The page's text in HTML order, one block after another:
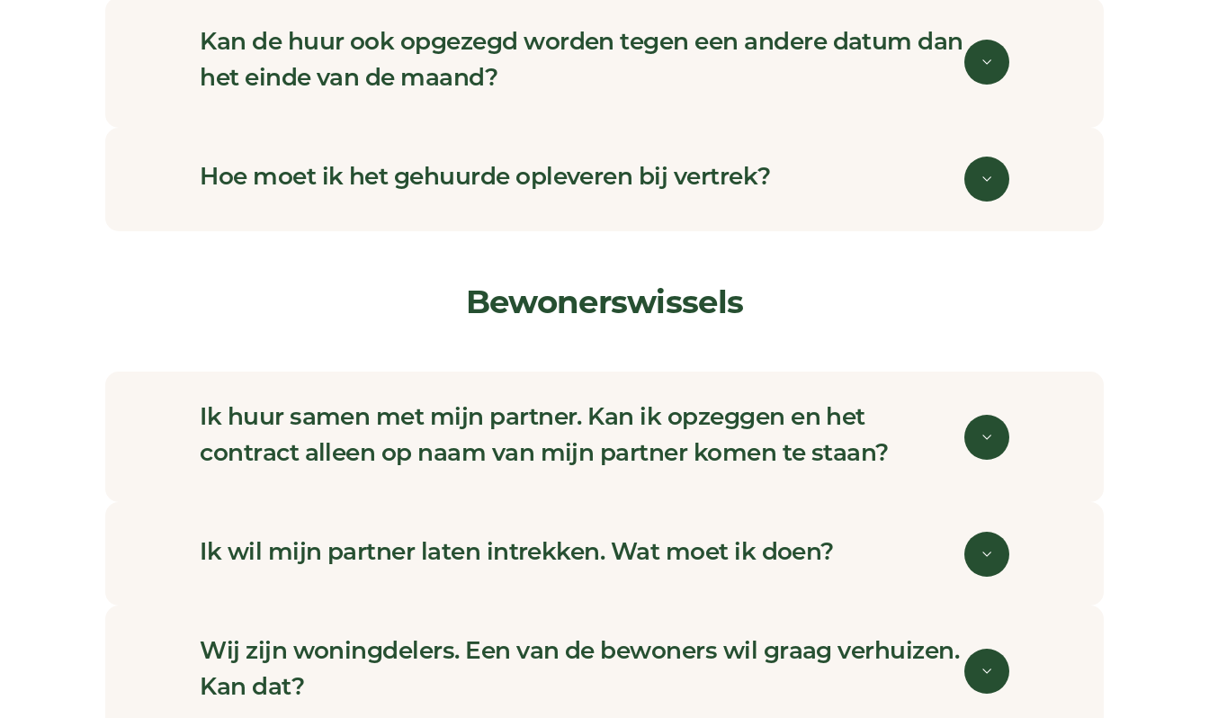
Kan de huur ook opgezegd worden tegen een andere datum dan
het einde van de maand?
Hoe moet ik het gehuurde opleveren bij vertrek?
Bewonerswissels
Ik huur samen met mijn partner. Kan ik opzeggen en het
contract alleen op naam van mijn partner komen te staan?
Ik wil mijn partner laten intrekken. Wat moet ik doen?
Wij zijn woningdelers. Een van de bewoners wil graag verhuizen.
Kan dat?